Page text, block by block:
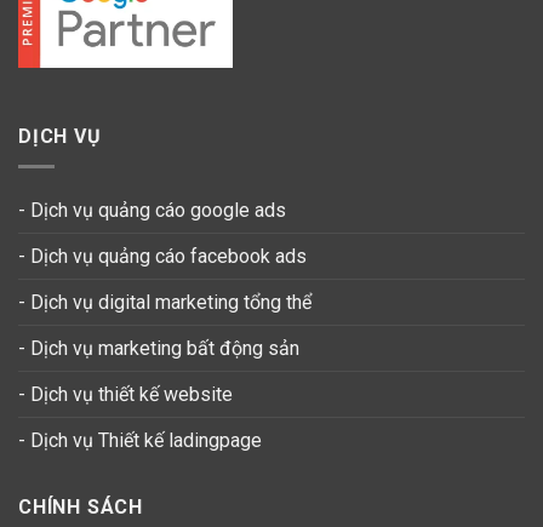
DỊCH VỤ
- Dịch vụ quảng cáo google ads
- Dịch vụ quảng cáo facebook ads
- Dịch vụ digital marketing tổng thể
- Dịch vụ marketing bất động sản
- Dịch vụ thiết kế website
- Dịch vụ Thiết kế ladingpage
CHÍNH SÁCH